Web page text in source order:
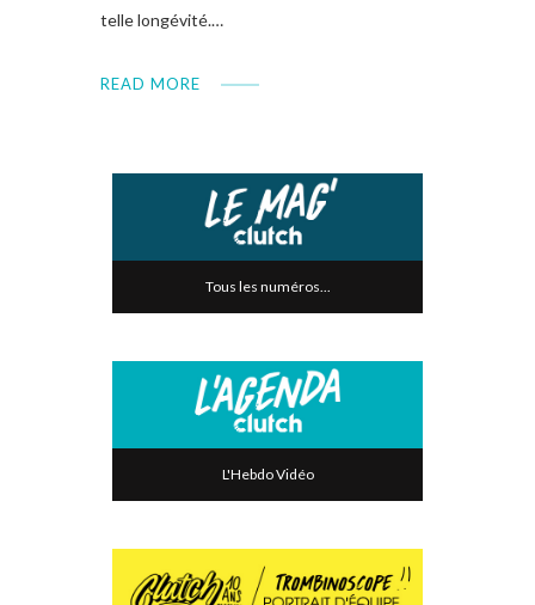
telle longévité.…
READ MORE
Tous les numéros...
L'Hebdo Vidéo